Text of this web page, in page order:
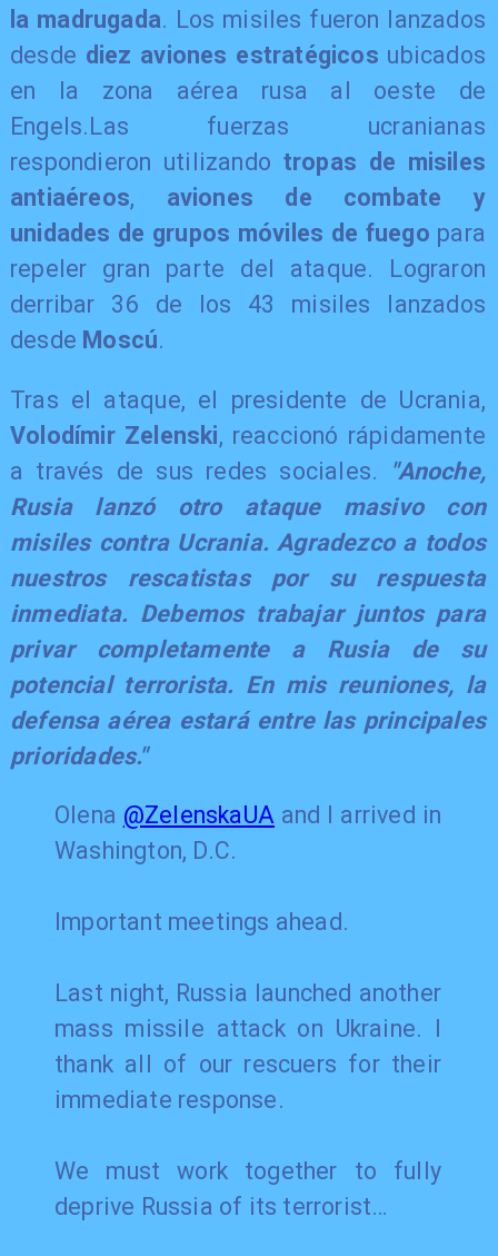
la madrugada. Los misiles fueron lanzados
desde diez aviones estratégicos ubicados
en la zona aérea rusa al oeste de
Engels.Las fuerzas ucranianas
respondieron utilizando tropas de misiles
antiaéreos, aviones de combate y
unidades de grupos móviles de fuego para
repeler gran parte del ataque. Lograron
derribar 36 de los 43 misiles lanzados
desde Moscú.
Tras el ataque, el presidente de Ucrania,
Volodímir Zelenski, reaccionó rápidamente
a través de sus redes sociales. "Anoche,
Rusia lanzó otro ataque masivo con
misiles contra Ucrania. Agradezco a todos
nuestros rescatistas por su respuesta
inmediata. Debemos trabajar juntos para
privar completamente a Rusia de su
potencial terrorista. En mis reuniones, la
defensa aérea estará entre las principales
prioridades."
Olena @ZelenskaUA and I arrived in
Washington, D.C.
Important meetings ahead.
Last night, Russia launched another
mass missile attack on Ukraine. I
thank all of our rescuers for their
immediate response.
We must work together to fully
deprive Russia of its terrorist…